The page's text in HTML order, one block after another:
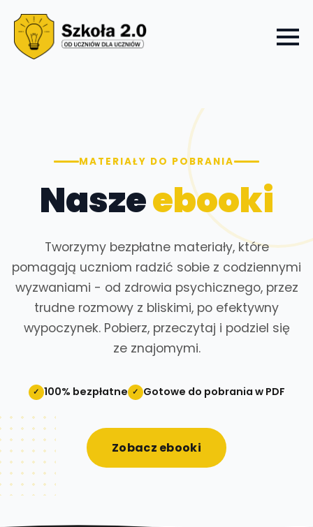
MATERIAŁY DO POBRANIA
Naszeebooki
Tworzymy bezpłatne materiały, które
pomagają uczniom radzić sobie z codziennymi
wyzwaniami - od zdrowia psychicznego, przez
trudne rozmowy z bliskimi, po efektywny
wypoczynek. Pobierz, przeczytaj i podziel się
ze znajomymi.
✓ 100% bezpłatne ✓ Gotowe do pobrania w PDF
Zobacz ebooki